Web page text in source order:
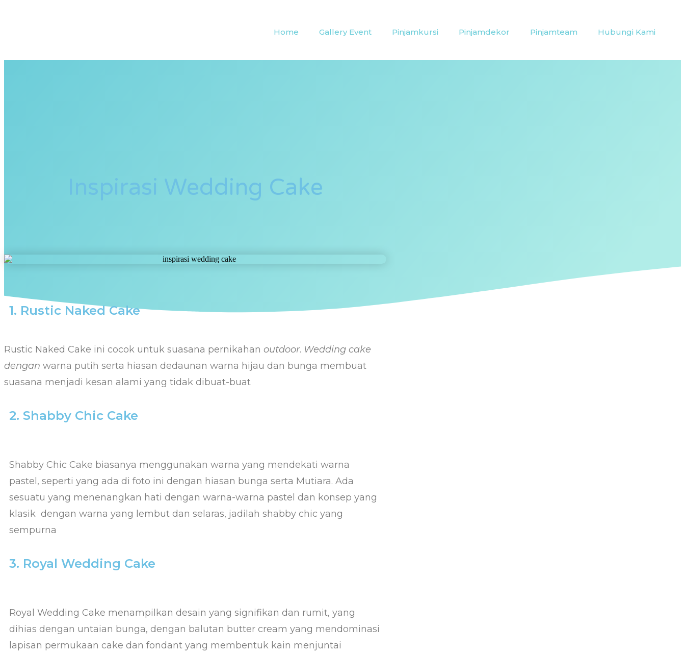
Home Gallery Event Pinjamkursi Pinjamdekor Pinjamteam Hubungi Kami
Inspirasi Wedding Cake
1. Rustic Naked Cake
Rustic Naked Cake ini cocok untuk suasana pernikahan outdoor. Wedding cake
dengan warna putih serta hiasan dedaunan warna hijau dan bunga membuat
suasana menjadi kesan alami yang tidak dibuat-buat
2. Shabby Chic Cake
Shabby Chic Cake biasanya menggunakan warna yang mendekati warna
pastel, seperti yang ada di foto ini dengan hiasan bunga serta Mutiara. Ada
sesuatu yang menenangkan hati dengan warna-warna pastel dan konsep yang
klasik dengan warna yang lembut dan selaras, jadilah shabby chic yang
sempurna
3. Royal Wedding Cake
Royal Wedding Cake menampilkan desain yang signifikan dan rumit, yang
dihias dengan untaian bunga, dengan balutan butter cream yang mendominasi
lapisan permukaan cake dan fondant yang membentuk kain menjuntai